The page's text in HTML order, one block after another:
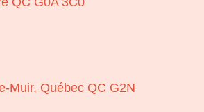
Muir, Québec QC G2N